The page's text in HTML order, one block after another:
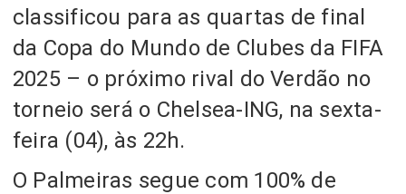
classificou para as quartas de final
da Copa do Mundo de Clubes da FIFA
2025 – o próximo rival do Verdão no
torneio será o Chelsea-ING, na sexta-
feira (04), às 22h.
O Palmeiras segue com 100% de